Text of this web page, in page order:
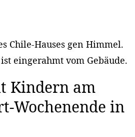
Kindern am
Wochenende in